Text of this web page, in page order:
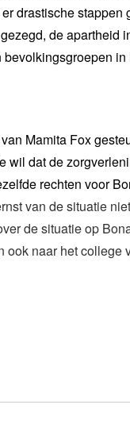
drastische stappen
de apartheid
in
Mamita Fox
wil dat de
rechten voor
van de situatie
de situatie op
ook naar het college